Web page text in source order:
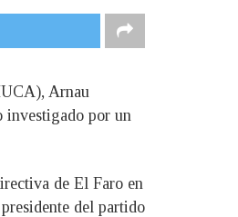
Arnau
investigado por un
de El Faro en
del partido